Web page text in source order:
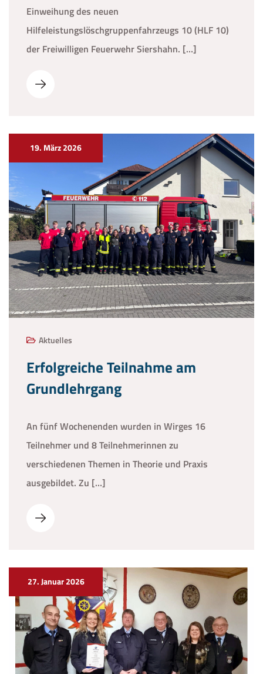
Einweihung des neuen
Hilfeleistungslöschgruppenfahrzeugs 10 (HLF 10)
der Freiwilligen Feuerwehr Siershahn. […]
19. März 2026
Aktuelles
Erfolgreiche Teilnahme am
Grundlehrgang
An fünf Wochenenden wurden in Wirges 16
Teilnehmer und 8 Teilnehmerinnen zu
verschiedenen Themen in Theorie und Praxis
ausgebildet. Zu […]
27. Januar 2026